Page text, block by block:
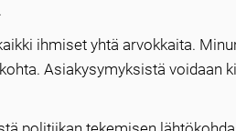
ihmiset yhtä arvokkaita.
Asiakysymyksistä voidaan